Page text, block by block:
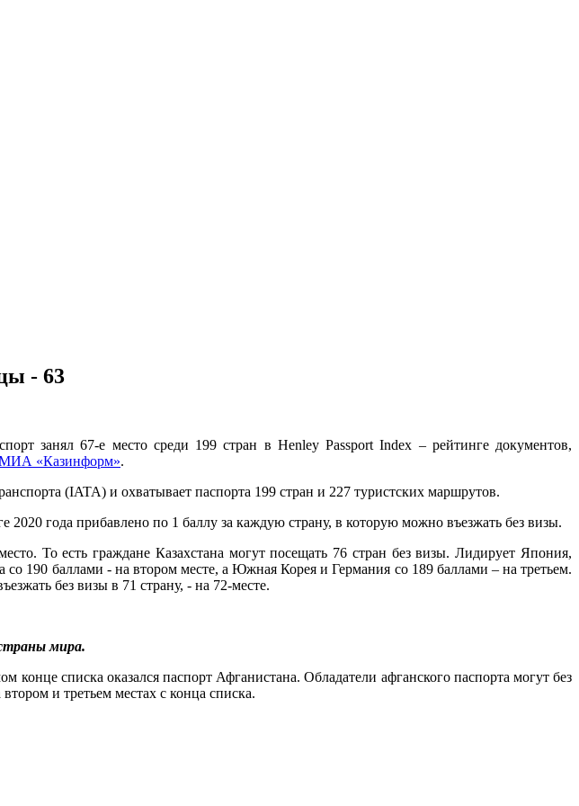
- 63
занял 67-е место среди 199 стран в Henley Passport Index – рейтинге документов,
«Казинформ».
(IATA) и охватывает паспорта 199 стран и 227 туристских маршрутов.
года прибавлено по 1 баллу за каждую страну, в которую можно въезжать без визы.
То есть граждане Казахстана могут посещать 76 стран без визы. Лидирует Япония,
190 баллами - на втором месте, а Южная Корея и Германия со 189 баллами – на третьем.
без визы в 71 страну, - на 72-месте.
мира.
списка оказался паспорт Афганистана. Обладатели афганского паспорта могут без
и третьем местах с конца списка.